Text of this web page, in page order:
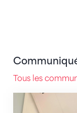
Tous les
La formation